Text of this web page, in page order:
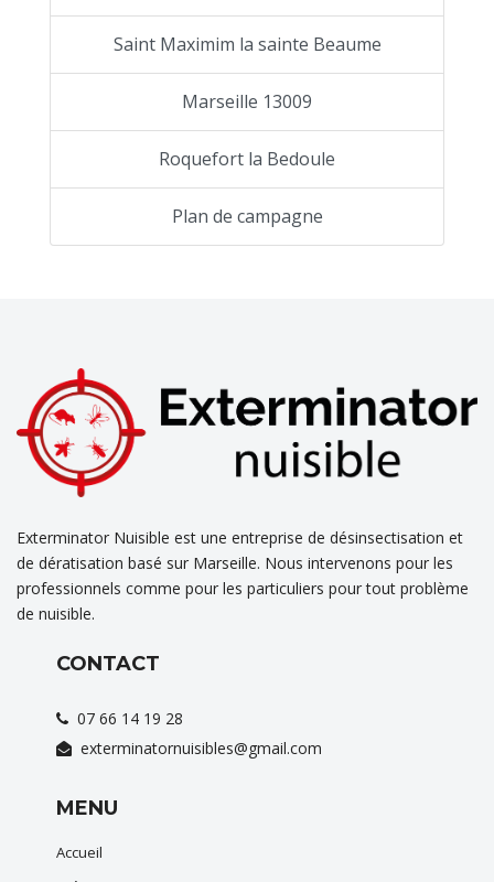
Saint Maximim la sainte Beaume
Marseille 13009
Roquefort la Bedoule
Plan de campagne
Exterminator Nuisible est une entreprise de désinsectisation et
de dératisation basé sur Marseille. Nous intervenons pour les
professionnels comme pour les particuliers pour tout problème
de nuisible.
CONTACT
07 66 14 19 28
exterminatornuisibles@gmail.com
MENU
Accueil